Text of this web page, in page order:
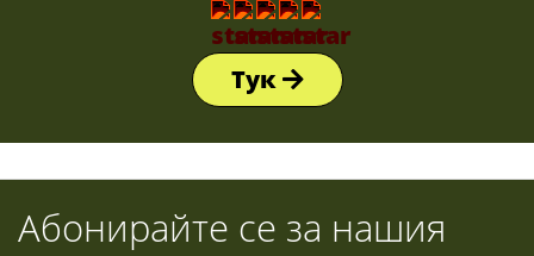
Тук
Абонирайте се за нашия